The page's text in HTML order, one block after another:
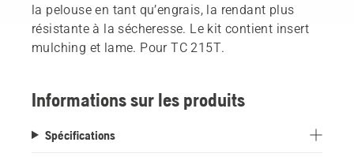
la pelouse en tant qu’engrais, la rendant plus
résistante à la sécheresse. Le kit contient insert
mulching et lame. Pour TC 215T.
Informations sur les produits
Spécifications